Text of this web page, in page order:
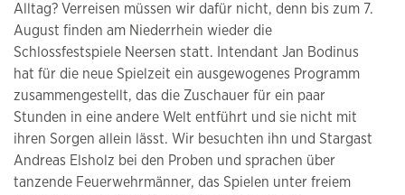
Alltag? Verreisen müssen wir dafür nicht, denn bis zum 7.
August finden am Niederrhein wieder die
Schlossfestspiele Neersen statt. Intendant Jan Bodinus
hat für die neue Spielzeit ein ausgewogenes Programm
zusammengestellt, das die Zuschauer für ein paar
Stunden in eine andere Welt entführt und sie nicht mit
ihren Sorgen allein lässt. Wir besuchten ihn und Stargast
Andreas Elsholz bei den Proben und sprachen über
tanzende Feuerwehrmänner, das Spielen unter freiem